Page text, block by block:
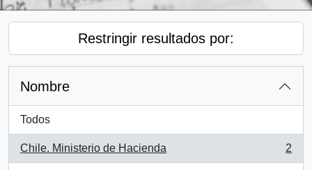
Restringir resultados por:
Nombre
Todos
Chile. Ministerio de Hacienda
, 2 resultados
2